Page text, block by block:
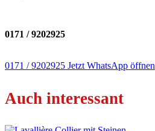
0171 / 9202925
0171 / 9202925 Jetzt WhatsApp öffnen
Auch interessant